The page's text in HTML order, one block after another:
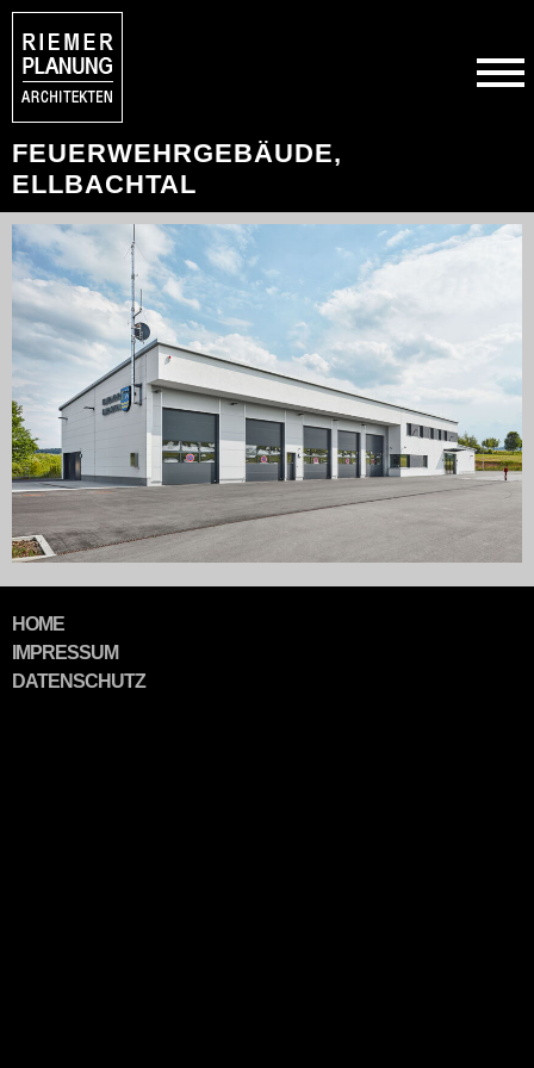
FEUERWEHRGEBÄUDE,
ELLBACHTAL
NAVIGATION
ÜBERSPRINGEN
HOME
IMPRESSUM
DATENSCHUTZ